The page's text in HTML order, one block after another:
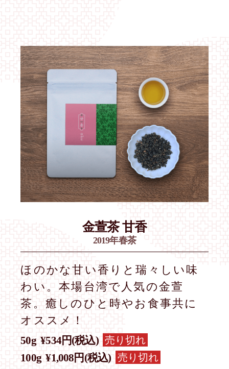
金萱茶 甘香
2019年春茶
ほのかな甘い香りと瑞々しい味
わい。本場台湾で人気の金萱
茶。癒しのひと時やお食事共に
オススメ！
50g ¥534円(税込) 売り切れ
100g ¥1,008円(税込) 売り切れ